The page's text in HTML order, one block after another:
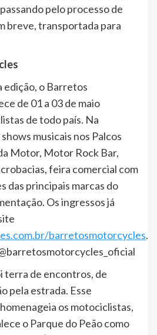
pelo processo de
breve, transportada para
edição, o Barretos
de 01 a 03 de maio
de todo país. Na
musicais nos Palcos
Motor, Motor Rock Bar,
feira comercial com
das principais marcas do
Os ingressos já
barretosmotorcycles.
terra de encontros, de
pela estrada. Esse
os motociclistas,
o Parque do Peão como